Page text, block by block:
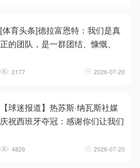
[体育头条]德拉富恩特：我们是真
正的团队，是一群团结、慷慨、
2177 2026-07-20
【球迷报道】热苏斯·纳瓦斯社媒
庆祝西班牙夺冠：感谢你们让我们
4826 2026-07-20